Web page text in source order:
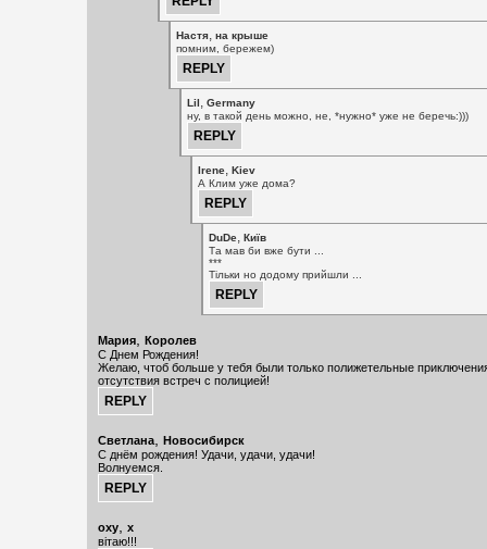
Настя, на крыше
помним, бережем)
Lil, Germany
ну, в такой день можно, не, *нужно* уже не беречь:)))
Irene, Kiev
А Клим уже дома?
DuDe, Київ
Та мав би вже бути ...
***
Тільки но додому прийшли ...
Мария, Королев
С Днем Рождения!
Желаю, чтоб больше у тебя были только полижетельные
отсутствия встреч с полицией!
Светлана, Новосибирск
С днём рождения! Удачи, удачи, удачи!
Волнуемся.
oxy, x
вітаю!!!